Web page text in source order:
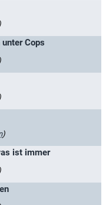
Cops
)
ist immer